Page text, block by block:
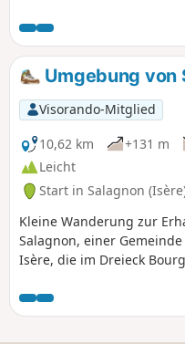
Umgebung von
Visorando-Mitglied
10,62 km
+131 m
Leicht
Start in Salagnon
Kleine Wanderung zur
Salagnon, einer
Isère, die im Dreieck